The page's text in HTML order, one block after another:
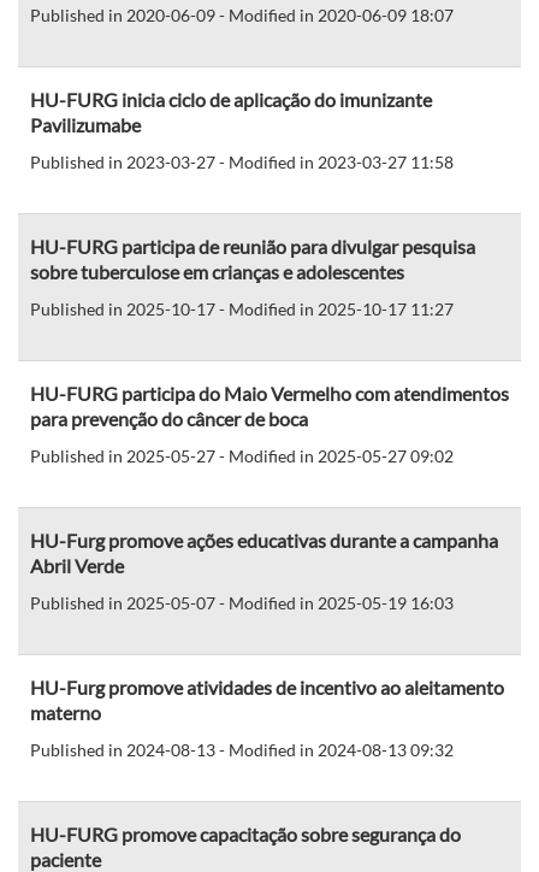
Published in 2020-06-09 - Modified in 2020-06-09 18:07
HU-FURG inicia ciclo de aplicação do imunizante
Pavilizumabe
Published in 2023-03-27 - Modified in 2023-03-27 11:58
HU-FURG participa de reunião para divulgar pesquisa
sobre tuberculose em crianças e adolescentes
Published in 2025-10-17 - Modified in 2025-10-17 11:27
HU-FURG participa do Maio Vermelho com atendimentos
para prevenção do câncer de boca
Published in 2025-05-27 - Modified in 2025-05-27 09:02
HU-Furg promove ações educativas durante a campanha
Abril Verde
Published in 2025-05-07 - Modified in 2025-05-19 16:03
HU-Furg promove atividades de incentivo ao aleitamento
materno
Published in 2024-08-13 - Modified in 2024-08-13 09:32
HU-FURG promove capacitação sobre segurança do
paciente